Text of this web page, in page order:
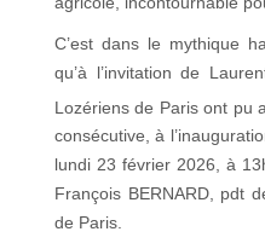
C’est dans le mythique
qu’à l’invitation de
Lozériens de Paris ont pu
consécutive, à
lundi 23 février 2026, à
François BERNARD, pdt
de Paris.